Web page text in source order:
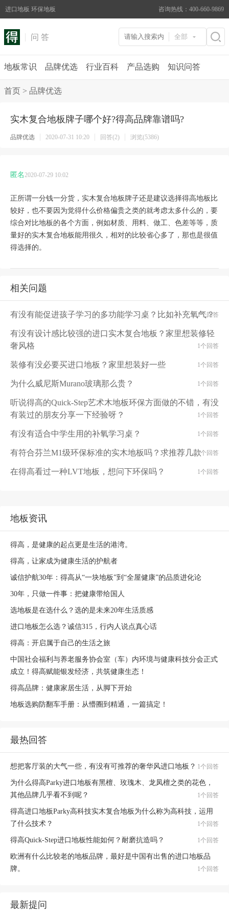
进口地板 环保地板 咨询热线：400-660-9869
问 答 全部
地板常识 品牌优选 行业百科 产品选购 知识问答
首页 > 品牌优选
实木复合地板牌子哪个好?得高品牌靠谱吗?
品牌优选 2020-07-31 10:20 回答(2) 浏览(5386)
匿名2020-07-29 10:02
正所谓一分钱一分货，实木复合地板牌子还是建议选择得高地板比
较好，也不要因为觉得什么价格偏贵之类的就考虑太多什么的，要
综合对比地板的各个方面，例如材质、用料、做工、色差等等，质
量好的实木复合地板能用很久，相对的比较省心多了，那也是很值
得选择的。
相关问题
有没有能促进孩子学习的多功能学习桌？比如补充氧气？
1个回答
有没有设计感比较强的进口实木复合地板？家里想装修轻
奢风格
1个回答
装修有没必要买进口地板？家里想装好一些 1个回答
为什么威尼斯Murano玻璃那么贵？ 1个回答
听说得高的Quick-Step艺术木地板环保方面做的不错，有没
有装过的朋友分享一下经验呀？
1个回答
有没有适合中学生用的补氧学习桌？ 1个回答
有符合芬兰M1级环保标准的实木地板吗？求推荐几款1个回答
在得高看过一种LVT地板，想问下环保吗？ 1个回答
地板资讯
得高，是健康的起点更是生活的港湾。
得高，让家成为健康生活的护航者
诚信护航30年：得高从“一块地板”到“全屋健康”的品质进化论
30年，只做一件事：把健康带给国人
选地板是在选什么？选的是未来20年生活质感
进口地板怎么选？诚信315，行内人说点真心话
得高：开启属于自己的生活之旅
中国社会福利与养老服务协会室（车）内环境与健康科技分会正式
成立！得高赋能银发经济，共筑健康生态！
得高品牌：健康家居生活，从脚下开始
地板选购防翻车手册：从懵圈到精通，一篇搞定！
最热回答
想把客厅装的大气一些，有没有可推荐的奢华风进口地板？ 1个回答
为什么得高Parky进口地板有黑檀、玫瑰木、龙凤檀之类的花色，
其他品牌几乎看不到呢？
1个回答
得高进口地板Parky高科技实木复合地板为什么称为高科技，运用
了什么技术？
1个回答
得高Quick-Step进口地板性能如何？耐磨抗造吗？ 1个回答
欧洲有什么比较老的地板品牌，最好是中国有出售的进口地板品
牌。
1个回答
最新提问